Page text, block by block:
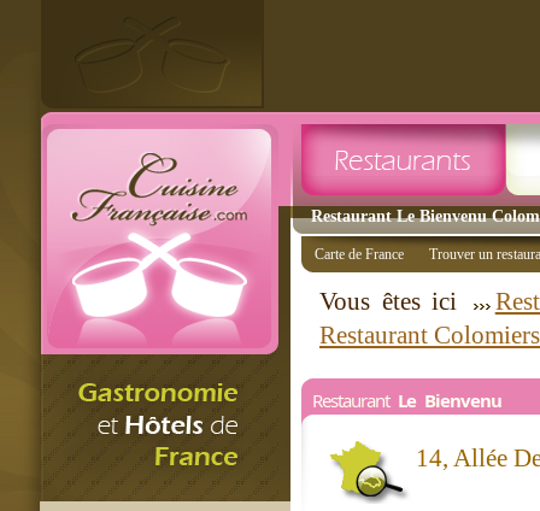
Restaurant Le Bienvenu
Carte de France Trouver un
Vous êtes ici
Restaurant Colomiers
Restaurant Le Bienvenu
14, Allée